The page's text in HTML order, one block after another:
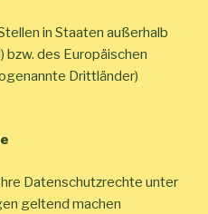
in Staaten außerhalb
bzw. des Europäischen
Drittländer)
Datenschutzrechte unter
geltend machen